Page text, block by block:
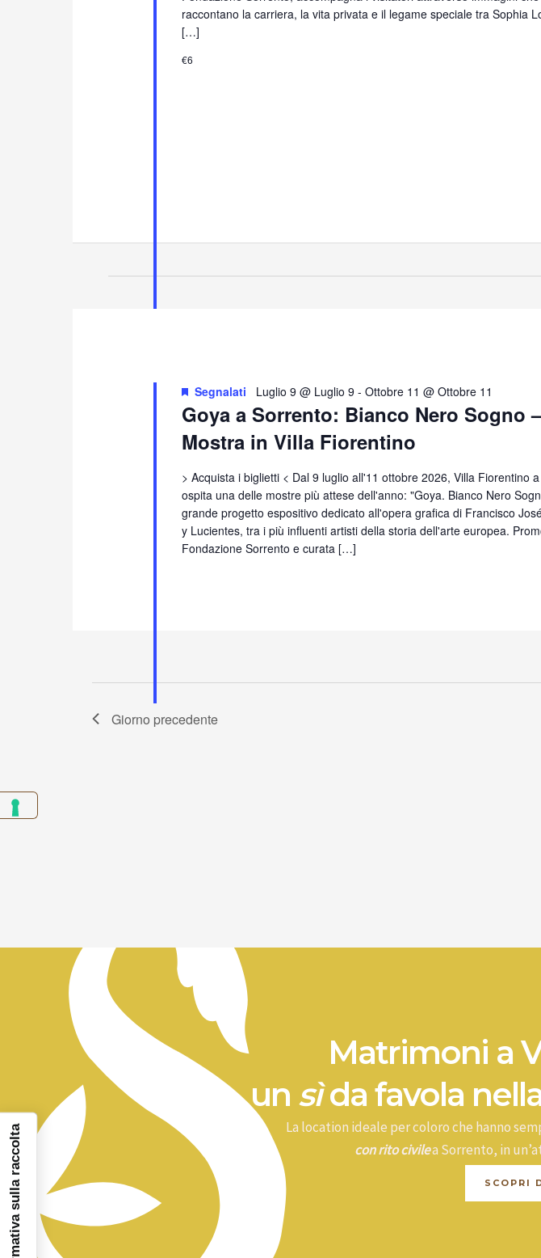
raccontano la carriera, la vita privata e il legame speciale tra Sophia
[…]
€6
Goya a Sorrento: Bianco Nero Sogno
Mostra in Villa Fiorentino
Segnalati Luglio 9 @ Luglio 9 -Ottobre 11 @ Ottobre 11
> Acquista i biglietti < Dal 9 luglio all'11 ottobre 2026, Villa Fiorentino
ospita una delle mostre più attese dell'anno: "Goya. Bianco Nero
grande progetto espositivo dedicato all'opera grafica di Francisco
y Lucientes, tra i più influenti artisti della storia dell'arte europea.
Fondazione Sorrento e curata […]
Giorno precedente
Matrimoni a
un sìda favola
La location ideale per coloro che hanno
con rito civilea Sorrento, in
SCOPRI
Informativa sulla raccolta